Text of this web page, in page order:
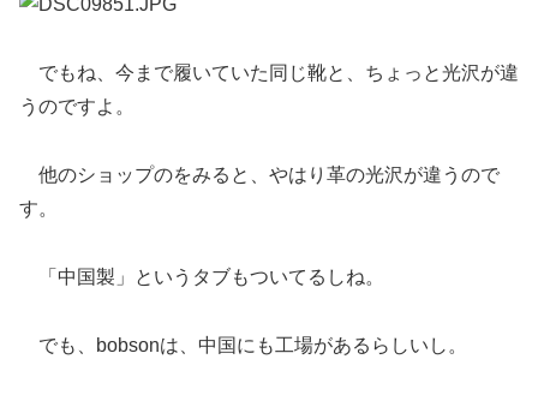
でもね、今まで履いていた同じ靴と、ちょっと光沢が違
うのですよ。
他のショップのをみると、やはり革の光沢が違うので
す。
「中国製」というタブもついてるしね。
でも、bobsonは、中国にも工場があるらしいし。